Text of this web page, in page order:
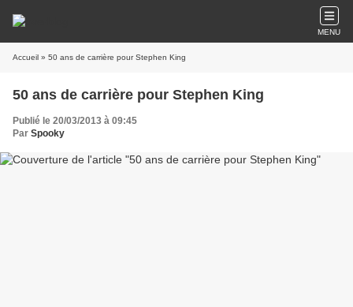
MENU
Accueil » 50 ans de carrière pour Stephen King
50 ans de carrière pour Stephen King
Publié le 20/03/2013 à 09:45
Par Spooky